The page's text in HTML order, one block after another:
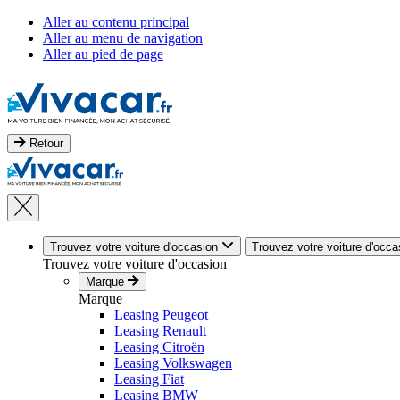
Aller au contenu principal
Aller au menu de navigation
Aller au pied de page
Retour
Trouvez votre voiture d'occasion Trouvez votre voiture
Trouvez votre voiture d'occasion
Marque
Marque
Leasing Peugeot
Leasing Renault
Leasing Citroën
Leasing Volkswagen
Leasing Fiat
Leasing BMW